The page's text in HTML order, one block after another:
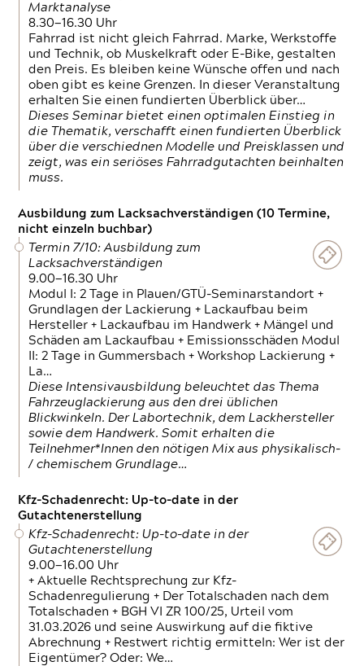
Marktanalyse
8.30—16.30 Uhr
Fahrrad ist nicht gleich Fahrrad. Marke, Werkstoffe
und Technik, ob Muskelkraft oder E-Bike, gestalten
den Preis. Es bleiben keine Wünsche offen und nach
oben gibt es keine Grenzen. In dieser Veranstaltung
erhalten Sie einen fundierten Überblick über…
Dieses Seminar bietet einen optimalen Einstieg in
die Thematik, verschafft einen fundierten Überblick
über die verschiednen Modelle und Preisklassen und
zeigt, was ein seriöses Fahrradgutachten beinhalten
muss.
Ausbildung zum Lacksachverständigen (10 Termine,
nicht einzeln buchbar)
Termin 7/10: Ausbildung zum
Lacksachverständigen
9.00—16.30 Uhr
Modul I: 2 Tage in Plauen/GTÜ-Seminarstandort +
Grundlagen der Lackierung + Lackaufbau beim
Hersteller + Lackaufbau im Handwerk + Mängel und
Schäden am Lackaufbau + Emissionsschäden Modul
II: 2 Tage in Gummersbach + Workshop Lackierung +
La…
Diese Intensivausbildung beleuchtet das Thema
Fahrzeuglackierung aus den drei üblichen
Blickwinkeln. Der Labortechnik, dem Lackhersteller
sowie dem Handwerk. Somit erhalten die
Teilnehmer*Innen den nötigen Mix aus physikalisch-
/ chemischem Grundlage…
Kfz-Schadenrecht: Up-to-date in der
Gutachtenerstellung
Kfz-Schadenrecht: Up-to-date in der
Gutachtenerstellung
9.00—16.00 Uhr
+ Aktuelle Rechtsprechung zur Kfz-
Schadenregulierung + Der Totalschaden nach dem
Totalschaden + BGH VI ZR 100/25, Urteil vom
31.03.2026 und seine Auswirkung auf die fiktive
Abrechnung + Restwert richtig ermitteln: Wer ist der
Eigentümer? Oder: We…